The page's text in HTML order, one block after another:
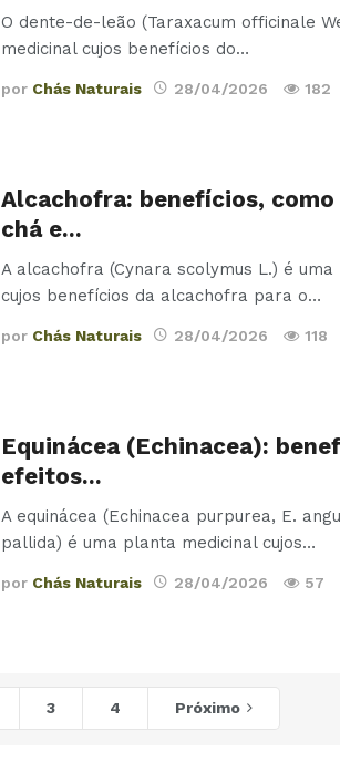
O dente-de-leão (Taraxacum officinale
medicinal cujos benefícios do…
por Chás Naturais 28/04/2026 182
Alcachofra: benefícios,
chá e…
A alcachofra (Cynara scolymus L.) é
cujos benefícios da alcachofra para o…
por Chás Naturais 28/04/2026 118
Equinácea (Echinacea):
efeitos…
A equinácea (Echinacea purpurea, E.
pallida) é uma planta medicinal cujos…
por Chás Naturais 28/04/2026 57
3 4 Próximo